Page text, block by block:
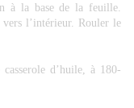
à la base de la feuille.
l’intérieur. Rouler le
d’huile, à 180-